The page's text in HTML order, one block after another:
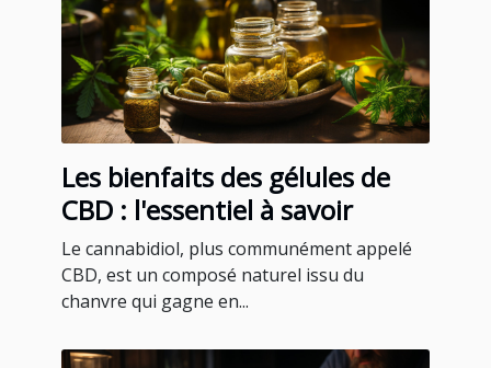
Les bienfaits des gélules de
CBD : l'essentiel à savoir
Le cannabidiol, plus communément appelé
CBD, est un composé naturel issu du
chanvre qui gagne en...